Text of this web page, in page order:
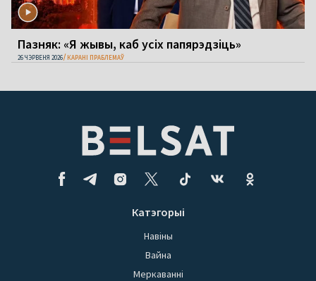
Пазняк: «Я жывы, каб усіх папярэдзіць»
26 ЧЭРВЕНЯ 2026 КАРАНІ ПРАБЛЕМАЎ
Катэгорыі
Навіны
Вайна
Меркаванні